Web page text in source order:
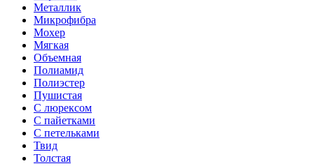
Металлик
Микрофибра
Мохер
Мягкая
Объемная
Полиамид
Полиэстер
Пушистая
С люрексом
С пайетками
С петельками
Твид
Толстая